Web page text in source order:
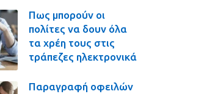
Πως μπορούν οι
πολίτες να δουν όλα
τα χρέη τους στις
τράπεζες ηλεκτρονικά
Παραγραφή οφειλών